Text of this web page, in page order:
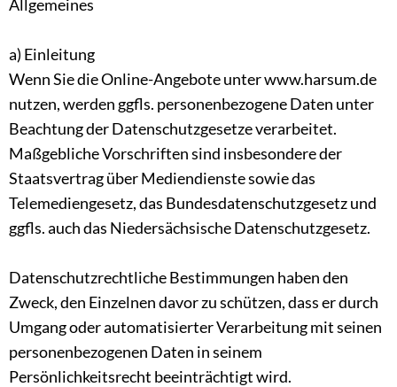
Allgemeines
a) Einleitung
Wenn Sie die Online-Angebote unter www.harsum.de
nutzen, werden ggfls. personenbezogene Daten unter
Beachtung der Datenschutzgesetze verarbeitet.
Maßgebliche Vorschriften sind insbesondere der
Staatsvertrag über Mediendienste sowie das
Telemediengesetz, das Bundesdatenschutzgesetz und
ggfls. auch das Niedersächsische Datenschutzgesetz.
Datenschutzrechtliche Bestimmungen haben den
Zweck, den Einzelnen davor zu schützen, dass er durch
Umgang oder automatisierter Verarbeitung mit seinen
personenbezogenen Daten in seinem
Persönlichkeitsrecht beeinträchtigt wird.